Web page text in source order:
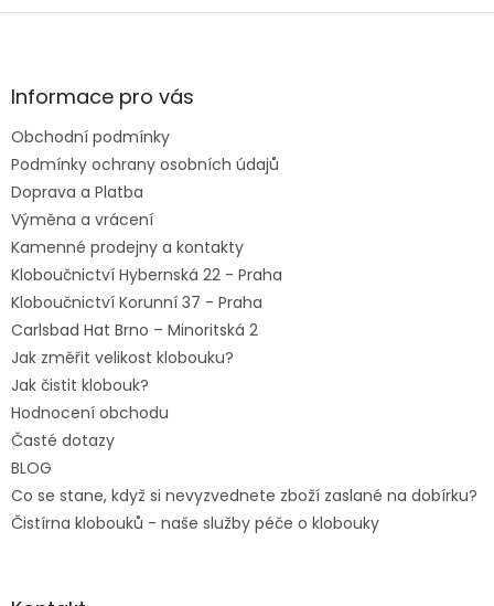
Z
aInformace pro vás
Obchodní podmínky
Podmínky ochrany osobních údajů
Doprava a Platba
Výměna a vrácení
Kamenné prodejny a kontakty
Kloboučnictví Hybernská 22 - Praha
Kloboučnictví Korunní 37 - Praha
Carlsbad Hat Brno – Minoritská 2
Jak změřit velikost klobouku?
Jak čistit klobouk?
Hodnocení obchodu
Časté dotazy
BLOG
Co se stane, když si nevyzvednete zboží zaslané na dobírku?
Čistírna klobouků - naše služby péče o klobouky